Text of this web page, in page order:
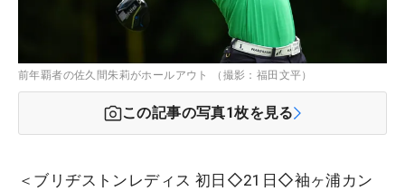
前年覇者の佐久間朱莉がホールアウト （撮影：福田文平）
この記事の写真1枚を見る
＜ブリヂストンレディス 初日◇21日◇袖ヶ浦カン